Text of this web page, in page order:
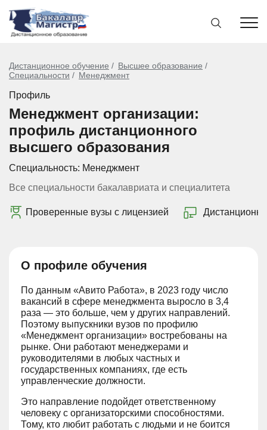
Дистанционное обучение
Высшее образование
Специальности
Менеджмент
Профиль
Менеджмент организации:
профиль дистанционного
высшего образования
Специальность: Менеджмент
Все специальности бакалавриата и специалитета
Проверенные вузы с лицензией Дистанционно
О профиле обучения
По данным «Авито Работа», в 2023 году число
вакансий в сфере менеджмента выросло в 3,4
раза — это больше, чем у других направлений.
Поэтому выпускники вузов по профилю
«Менеджмент организации» востребованы на
рынке. Они работают менеджерами и
руководителями в любых частных и
государственных компаниях, где есть
управленческие должности.
Это направление подойдет ответственному
человеку с организаторскими способностями.
Тому, кто любит работать с людьми и не боится